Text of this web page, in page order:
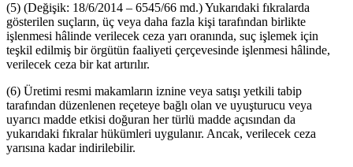
(5) (Değişik: 18/6/2014 – 6545/66 md.) Yukarıdaki fıkralarda
gösterilen suçların, üç veya daha fazla kişi tarafından birlikte
işlenmesi hâlinde verilecek ceza yarı oranında, suç işlemek için
teşkil edilmiş bir örgütün faaliyeti çerçevesinde işlenmesi hâlinde,
verilecek ceza bir kat artırılır.
(6) Üretimi resmi makamların iznine veya satışı yetkili tabip
tarafından düzenlenen reçeteye bağlı olan ve uyuşturucu veya
uyarıcı madde etkisi doğuran her türlü madde açısından da
yukarıdaki fıkralar hükümleri uygulanır. Ancak, verilecek ceza
yarısına kadar indirilebilir.